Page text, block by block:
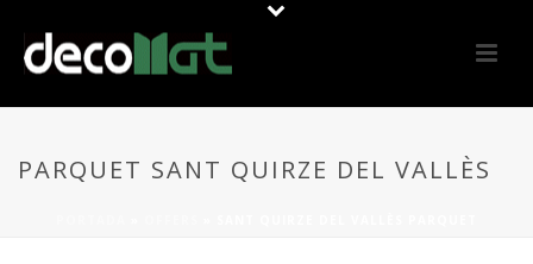
PARQUET SANT QUIRZE DEL VALLÈS